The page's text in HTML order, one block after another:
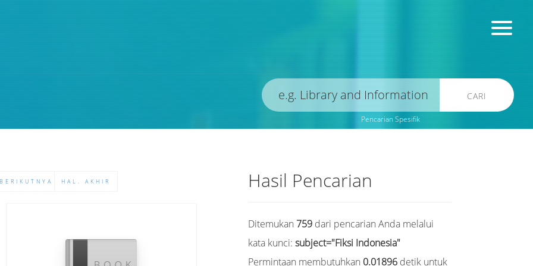
CARI
Pencarian Spesifik
BERIKUTNYA HAL. AKHIR Hasil Pencarian
Ditemukan 759 dari pencarian Anda melalui
kata kunci:subject="Fiksi Indonesia"
Permintaan membutuhkan 0.01896 detik untuk